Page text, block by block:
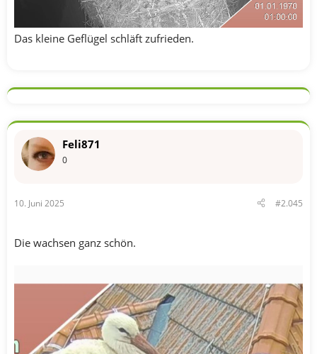
Das kleine Geflügel schläft zufrieden.
Feli871
0
10. Juni 2025 #2.045
Die wachsen ganz schön.